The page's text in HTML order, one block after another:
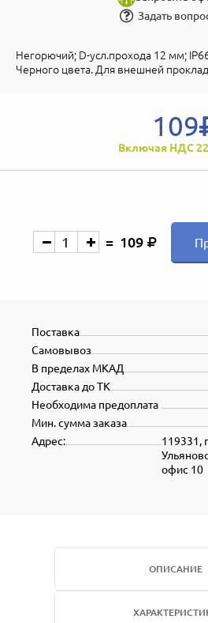
Задать
Негорючий; D-усл.прохода 12 мм;
Черного цвета. Для внешней
109
Включая НДС
109
Поставка
Самовывоз
В пределах МКАД
Доставка до ТК
Необходима предоплата
Мин. сумма заказа
119331,
офис 10
Адрес:
ОПИСАНИЕ